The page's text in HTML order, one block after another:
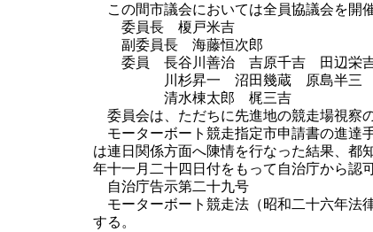
この間市議会においては全員協議会を開
委員長 榎戸米吉
副委員長 海藤恒次郎
委員 長谷川善治 吉原千吉 田辺栄
川杉昇一 沼田幾蔵 原島半三
清水棟太郎 梶三吉
委員会は、ただちに先進地の競走場視察
モーターボート競走指定市申請書の進達
は連日関係方面へ陳情を行なった結果、都
年十一月二十四日付をもって自治庁から認
自治庁告示第二十九号
モーターボート競走法（昭和二十六年法
する。